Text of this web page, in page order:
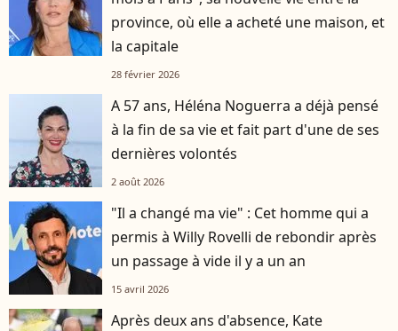
province, où elle a acheté une maison, et
la capitale
28 février 2026
A 57 ans, Héléna Noguerra a déjà pensé
à la fin de sa vie et fait part d'une de ses
dernières volontés
2 août 2026
"Il a changé ma vie" : Cet homme qui a
permis à Willy Rovelli de rebondir après
un passage à vide il y a un an
15 avril 2026
Après deux ans d'absence, Kate